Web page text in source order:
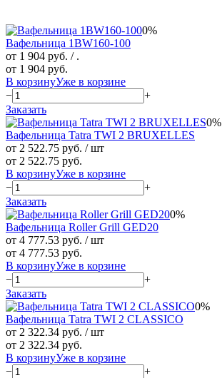
0%
Вафельница 1BW160-100
от 1 904 руб. / .
от 1 904 руб.
В корзинуУже в корзине
−
+
Заказать
0%
Вафельница Tatra TWI 2 BRUXELLES
от 2 522.75 руб. / шт
от 2 522.75 руб.
В корзинуУже в корзине
−
+
Заказать
0%
Вафельница Roller Grill GED20
от 4 777.53 руб. / шт
от 4 777.53 руб.
В корзинуУже в корзине
−
+
Заказать
0%
Вафельница Tatra TWI 2 CLASSICO
от 2 322.34 руб. / шт
от 2 322.34 руб.
В корзинуУже в корзине
−
+